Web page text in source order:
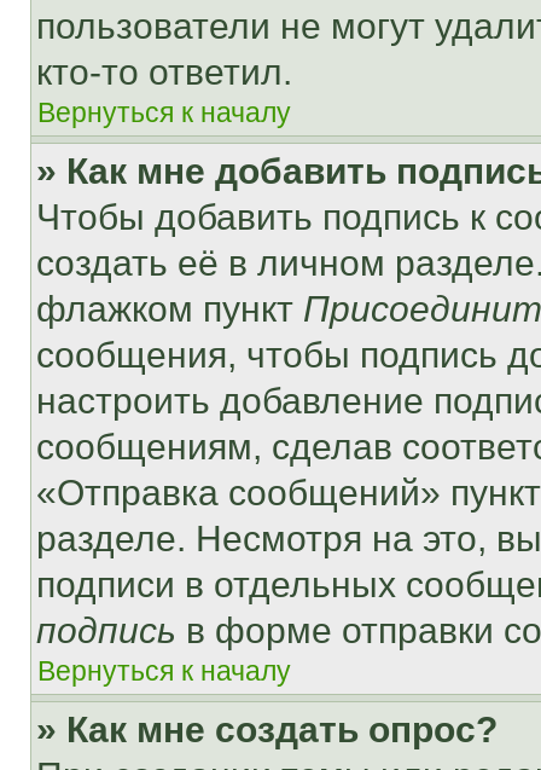
пользователи не могут
кто-то ответил.
Вернуться к началу
» Как мне добавить
Чтобы добавить подпись к
создать её в личном
флажком пункт
сообщения, чтобы подпись
настроить добавление
сообщениям, сделав
«Отправка сообщений»
разделе. Несмотря на это,
подписи в отдельных
подпись в форме отправки
Вернуться к началу
» Как мне создать опрос?